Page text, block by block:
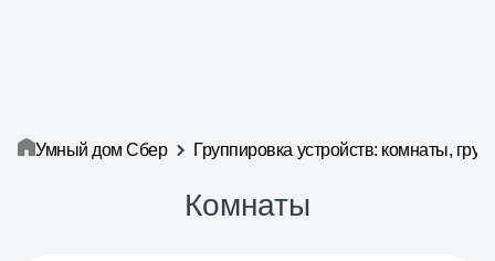
Умный дом Сбер Группировка устройств: комнаты,
Комнаты